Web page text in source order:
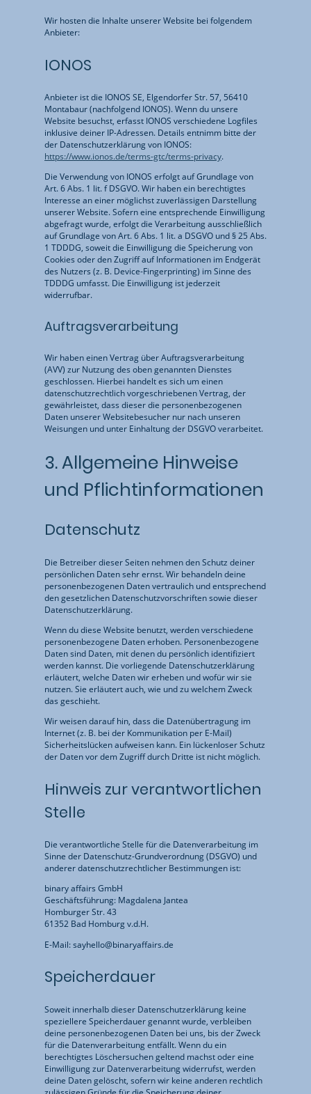
Wir hosten die Inhalte unserer Website bei folgendem
Anbieter:
IONOS
Anbieter ist die IONOS SE, Elgendorfer Str. 57, 56410
Montabaur (nachfolgend IONOS). Wenn du unsere
Website besuchst, erfasst IONOS verschiedene Logfiles
inklusive deiner IP-Adressen. Details entnimm bitte der
der Datenschutzerklärung von IONOS:
https://www.ionos.de/terms-gtc/terms-privacy.
Die Verwendung von IONOS erfolgt auf Grundlage von
Art. 6 Abs. 1 lit. f DSGVO. Wir haben ein berechtigtes
Interesse an einer möglichst zuverlässigen Darstellung
unserer Website. Sofern eine entsprechende Einwilligung
abgefragt wurde, erfolgt die Verarbeitung ausschließlich
auf Grundlage von Art. 6 Abs. 1 lit. a DSGVO und § 25 Abs.
1 TDDDG, soweit die Einwilligung die Speicherung von
Cookies oder den Zugriff auf Informationen im Endgerät
des Nutzers (z. B. Device-Fingerprinting) im Sinne des
TDDDG umfasst. Die Einwilligung ist jederzeit
widerrufbar.
Auftragsverarbeitung
Wir haben einen Vertrag über Auftragsverarbeitung
(AVV) zur Nutzung des oben genannten Dienstes
geschlossen. Hierbei handelt es sich um einen
datenschutzrechtlich vorgeschriebenen Vertrag, der
gewährleistet, dass dieser die personenbezogenen
Daten unserer Websitebesucher nur nach unseren
Weisungen und unter Einhaltung der DSGVO verarbeitet.
3. Allgemeine Hinweise
und Pflicht­informationen
Datenschutz
Die Betreiber dieser Seiten nehmen den Schutz deiner
persönlichen Daten sehr ernst. Wir behandeln deine
personenbezogenen Daten vertraulich und entsprechend
den gesetzlichen Datenschutzvorschriften sowie dieser
Datenschutzerklärung.
Wenn du diese Website benutzt, werden verschiedene
personenbezogene Daten erhoben. Personenbezogene
Daten sind Daten, mit denen du persönlich identifiziert
werden kannst. Die vorliegende Datenschutzerklärung
erläutert, welche Daten wir erheben und wofür wir sie
nutzen. Sie erläutert auch, wie und zu welchem Zweck
das geschieht.
Wir weisen darauf hin, dass die Datenübertragung im
Internet (z. B. bei der Kommunikation per E-Mail)
Sicherheitslücken aufweisen kann. Ein lückenloser Schutz
der Daten vor dem Zugriff durch Dritte ist nicht möglich.
Hinweis zur verantwortlichen
Stelle
Die verantwortliche Stelle für die Datenverarbeitung im
Sinne der Datenschutz-Grundverordnung (DSGVO) und
anderer datenschutzrechtlicher Bestimmungen ist:
binary affairs GmbH
Geschäftsführung: Magdalena Jantea
Homburger Str. 43
61352 Bad Homburg v.d.H.
E-Mail: sayhello@binaryaffairs.de
Speicherdauer
Soweit innerhalb dieser Datenschutzerklärung keine
speziellere Speicherdauer genannt wurde, verbleiben
deine personenbezogenen Daten bei uns, bis der Zweck
für die Datenverarbeitung entfällt. Wenn du ein
berechtigtes Löschersuchen geltend machst oder eine
Einwilligung zur Datenverarbeitung widerrufst, werden
deine Daten gelöscht, sofern wir keine anderen rechtlich